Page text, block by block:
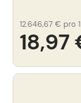
18,97
12.646,67 € pro